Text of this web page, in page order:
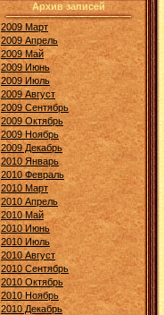
Архив записей
2009 Март
2009 Апрель
2009 Май
2009 Июнь
2009 Июль
2009 Август
2009 Сентябрь
2009 Октябрь
2009 Ноябрь
2009 Декабрь
2010 Январь
2010 Февраль
2010 Март
2010 Апрель
2010 Май
2010 Июнь
2010 Июль
2010 Август
2010 Сентябрь
2010 Октябрь
2010 Ноябрь
2010 Декабрь